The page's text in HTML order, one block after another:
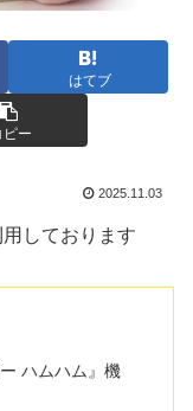
はてブ
ピー
2025.11.03
しております
ハムハム』機